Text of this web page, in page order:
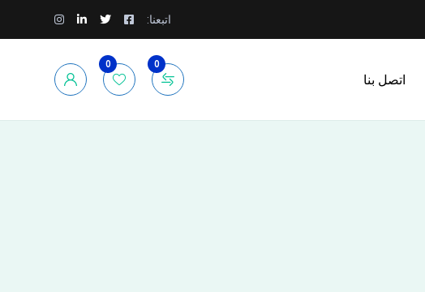
اتبعنا:
اتصل بنا
0
0